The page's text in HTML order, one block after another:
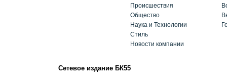
Происшествия
Общество
Наука и Технологии
Стиль
Новости компании
Сетевое издание БК55